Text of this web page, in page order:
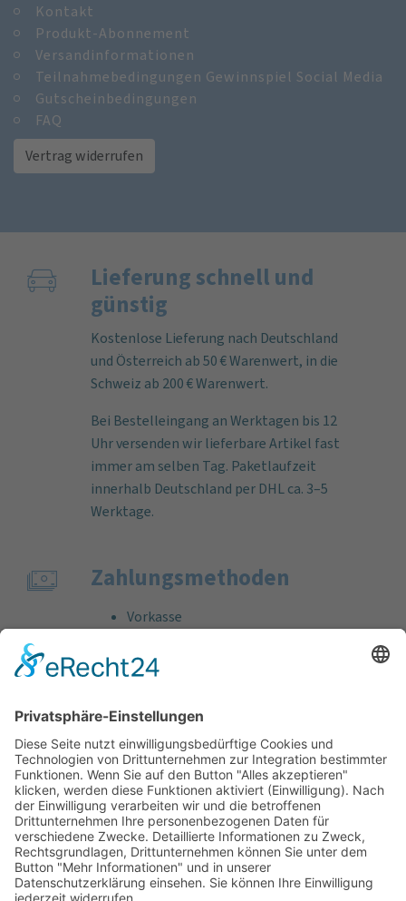
Kontakt
Produkt-Abonnement
Versandinformationen
Teilnahmebedingungen Gewinnspiel Social Media
Gutscheinbedingungen
FAQ
Vertrag widerrufen
Lieferung schnell und
günstig
Kostenlose Lieferung nach Deutschland
und Österreich ab 50 € Warenwert, in die
Schweiz ab 200 € Warenwert.
Bei Bestelleingang an Werktagen bis 12
Uhr versenden wir lieferbare Artikel fast
immer am selben Tag. Paketlaufzeit
innerhalb Deutschland per DHL ca. 3–5
Werktage.
Zahlungs­methoden
Vorkasse
Bankeinzug
Kreditkarte (VISA & MasterCard)
Support
Kostenlose Beratung vor und nach dem
Kauf!
Qualität